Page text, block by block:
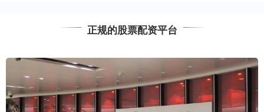
正规的股票配资平台